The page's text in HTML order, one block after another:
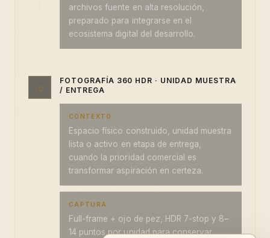
archivos fuente en alta resolución,
preparado para integrarse en el
ecosistema digital del desarrollo.
02
FOTOGRAFÍA 360 HDR · UNIDAD MUESTRA
/ ENTREGA
CONTEXTO
Espacio físico construido, unidad muestra
lista o activo en etapa de entrega,
cuando la prioridad comercial es
transformar aspiración en certeza.
CAPTURA
Full-frame + ojo de pez, HDR 7-stop y 8–
14 puntos por unidad para conservar